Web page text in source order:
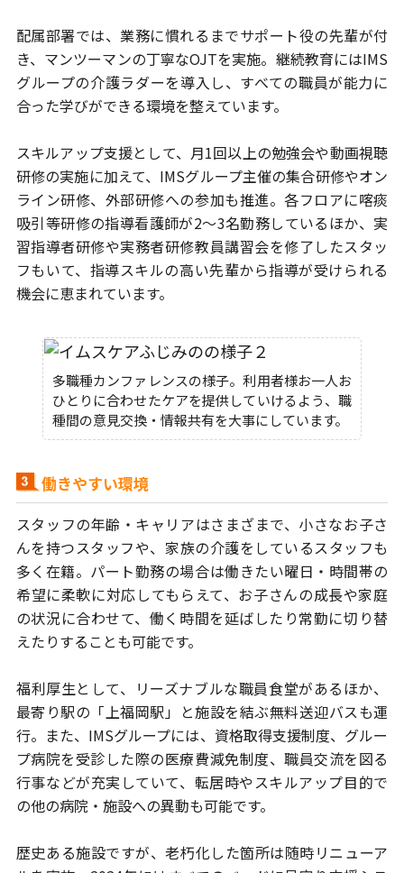
配属部署では、業務に慣れるまでサポート役の先輩が付
き、マンツーマンの丁寧なOJTを実施。継続教育にはIMS
グループの介護ラダーを導入し、 すべての職員が能力に
合った学びができる環境を整えています。
スキルアップ支援として、月1回以上の勉強会や動画視聴
研修の実施に加えて、 IMSグループ主催の集合研修やオン
ライン研修、外部研修への参加も推進。各フロアに喀痰
吸引等研修の指導看護師が2～3名勤務しているほか、 実
習指導者研修や実務者研修教員講習会を修了したスタッ
フもいて、 指導スキルの高い先輩から指導が受けられる
機会に恵まれています。
多職種カンファレンスの様子。利用者様お一人お
ひとりに合わせたケアを提供していけるよう、職
種間の意見交換・情報共有を大事にしています。
働きやすい環境
スタッフの年齢・キャリアはさまざまで、小さなお子さ
んを持つスタッフや、 家族の介護をしているスタッフも
多く在籍。パート勤務の場合は働きたい曜日・ 時間帯の
希望に柔軟に対応してもらえて、お子さんの成長や家庭
の状況に合わせて、働く時間を延ばしたり常勤に切り替
えたりすることも可能です。
福利厚生として、リーズナブルな職員食堂があるほか、
最寄り駅の「上福岡駅」 と施設を結ぶ無料送迎バスも運
行。また、IMSグループには、資格取得支援制度、 グルー
プ病院を受診した際の医療費減免制度、職員交流を図る
行事などが充実 していて、転居時やスキルアップ目的で
の他の病院・施設への異動も可能です。
歴史ある施設ですが、老朽化した箇所は随時リニューア